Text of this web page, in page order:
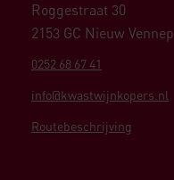
Roggestraat 30
2153 GC Nieuw Vennep
0252 68 67 41
info@kwastwijnkopers.nl
Routebeschrijving